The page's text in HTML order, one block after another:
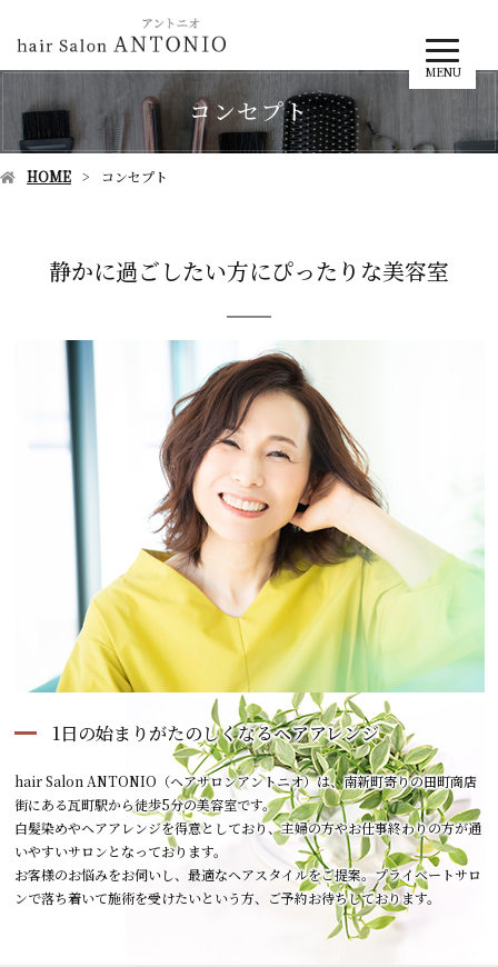
MENU
コンセプト
HOME コンセプト
静かに過ごしたい方にぴったりな美容室
1日の始まりがたのしくなるヘアアレンジ
hair Salon ANTONIO（ヘアサロンアントニオ）は、南新町寄りの田町商店
街にある瓦町駅から徒歩5分の美容室です。
白髪染めやヘアアレンジを得意としており、主婦の方やお仕事終わりの方が通
いやすいサロンとなっております。
お客様のお悩みをお伺いし、最適なヘアスタイルをご提案――。プライベートサロ
ンで落ち着いて施術を受けたいという方、ご予約お待ちしております。